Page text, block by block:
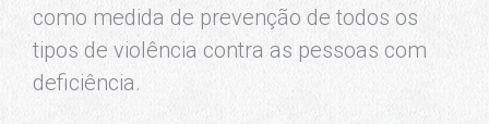
como medida de prevenção de todos os
tipos de violência contra as pessoas com
deficiência.